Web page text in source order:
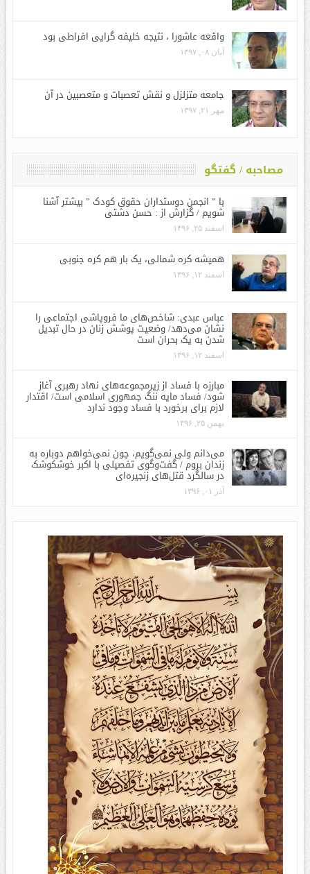
واقعه عاشورا ، نتیجه خلیفه گرایی افراطی بود
آبان ۰۸, ۱۳۹۷
جامعه متزلزل و نقش تعصبات و متعصبین در آن
مهر ۲۱, ۱۳۹۷
مصاحبه / گفتگو
با ” انجمن دوستداران حقوق کودک ” بیشتر آشنا
شویم / گزارش از : حسن دشتی
اسفند ۲۵, ۱۳۹۶
همیشه کره شمالی، یک بار هم کره جنوبی
اسفند ۱۲, ۱۳۹۶
عباس عبدی: شاخص‌های ما فروپاشی اجتماعی را
نشان می‌دهد/ وضعیت پوشش زنان در حال تبدیل
شدن به یک بحران است
اسفند ۱۲, ۱۳۹۶
مبارزه با فساد از زیرمجموعه‌های نهاد رهبری آغاز
شود/ فساد مایه ننگ جمهوری اسلامی است/ اقتدار
لازم برای برخورد با فساد وجود ندارد
بهمن ۲۵, ۱۳۹۶
می‌دانم ولی نمی‌گویم، چون نمی‌خواهم دوباره به
زندان بروم / گفت‌وگوی تفصیلی با اکبر خوشکوشک
در سالگرد قتل‌های زنجیره‌ای
آذر ۰۱, ۱۳۹۶